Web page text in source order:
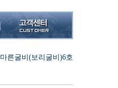
마른굴비(보리굴비)6호